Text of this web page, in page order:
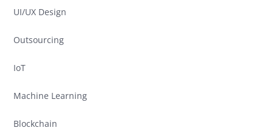
UI/UX Design
Outsourcing
IoT
Machine Learning
Blockchain